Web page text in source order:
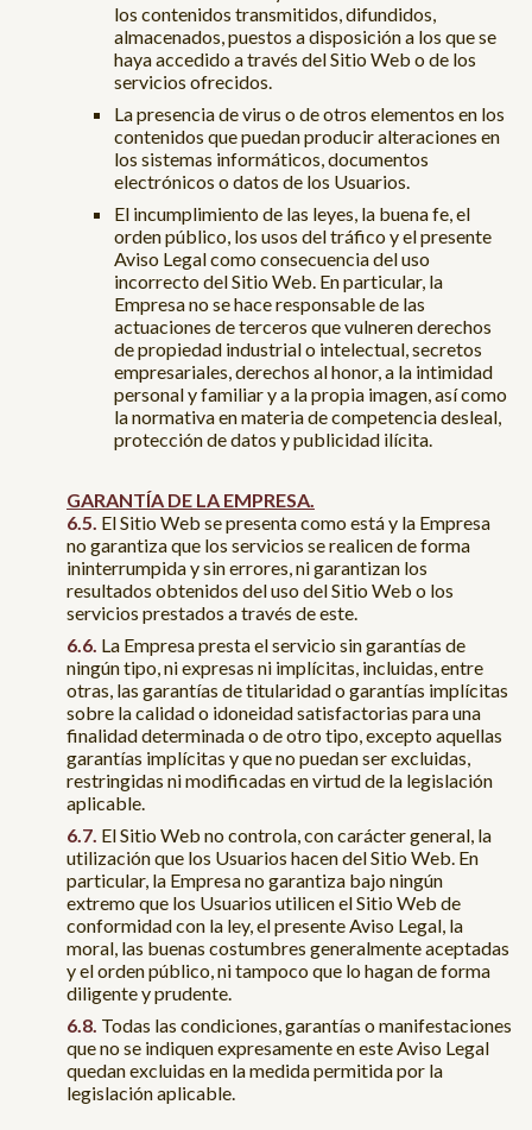
los contenidos transmitidos, difundidos,
almacenados, puestos a disposición a los que se
haya accedido a través del Sitio Web o de los
servicios ofrecidos.
La presencia de virus o de otros elementos en los
contenidos que puedan producir alteraciones en
los sistemas informáticos, documentos
electrónicos o datos de los Usuarios.
El incumplimiento de las leyes, la buena fe, el
orden público, los usos del tráfico y el presente
Aviso Legal como consecuencia del uso
incorrecto del Sitio Web. En particular, la
Empresa no se hace responsable de las
actuaciones de terceros que vulneren derechos
de propiedad industrial o intelectual, secretos
empresariales, derechos al honor, a la intimidad
personal y familiar y a la propia imagen, así como
la normativa en materia de competencia desleal,
protección de datos y publicidad ilícita.
GARANTÍA DE LA EMPRESA.
El Sitio Web se presenta como está y la Empresa
no garantiza que los servicios se realicen de forma
ininterrumpida y sin errores, ni garantizan los
resultados obtenidos del uso del Sitio Web o los
servicios prestados a través de este.
La Empresa presta el servicio sin garantías de
ningún tipo, ni expresas ni implícitas, incluidas, entre
otras, las garantías de titularidad o garantías implícitas
sobre la calidad o idoneidad satisfactorias para una
finalidad determinada o de otro tipo, excepto aquellas
garantías implícitas y que no puedan ser excluidas,
restringidas ni modificadas en virtud de la legislación
aplicable.
El Sitio Web no controla, con carácter general, la
utilización que los Usuarios hacen del Sitio Web. En
particular, la Empresa no garantiza bajo ningún
extremo que los Usuarios utilicen el Sitio Web de
conformidad con la ley, el presente Aviso Legal, la
moral, las buenas costumbres generalmente aceptadas
y el orden público, ni tampoco que lo hagan de forma
diligente y prudente.
Todas las condiciones, garantías o manifestaciones
que no se indiquen expresamente en este Aviso Legal
quedan excluidas en la medida permitida por la
legislación aplicable.